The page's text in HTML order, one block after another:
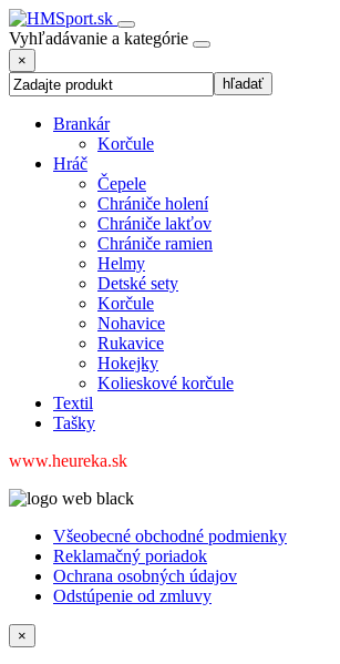
Vyhľadávanie a kategórie
×
Brankár
Korčule
Hráč
Čepele
Chrániče holení
Chrániče lakťov
Chrániče ramien
Helmy
Detské sety
Korčule
Nohavice
Rukavice
Hokejky
Kolieskové korčule
Textil
Tašky
www.heureka.sk
Všeobecné obchodné podmienky
Reklamačný poriadok
Ochrana osobných údajov
Odstúpenie od zmluvy
×